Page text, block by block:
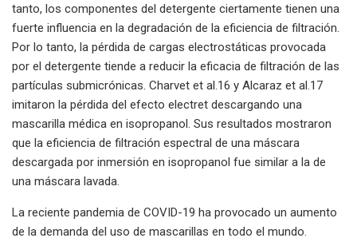
tanto, los componentes del detergente ciertamente tienen una
fuerte influencia en la degradación de la eficiencia de filtración.
Por lo tanto, la pérdida de cargas electrostáticas provocada
por el detergente tiende a reducir la eficacia de filtración de las
partículas submicrónicas. Charvet et al.16 y Alcaraz et al.17
imitaron la pérdida del efecto electret descargando una
mascarilla médica en isopropanol. Sus resultados mostraron
que la eficiencia de filtración espectral de una máscara
descargada por inmersión en isopropanol fue similar a la de
una máscara lavada.
La reciente pandemia de COVID-19 ha provocado un aumento
de la demanda del uso de mascarillas en todo el mundo.